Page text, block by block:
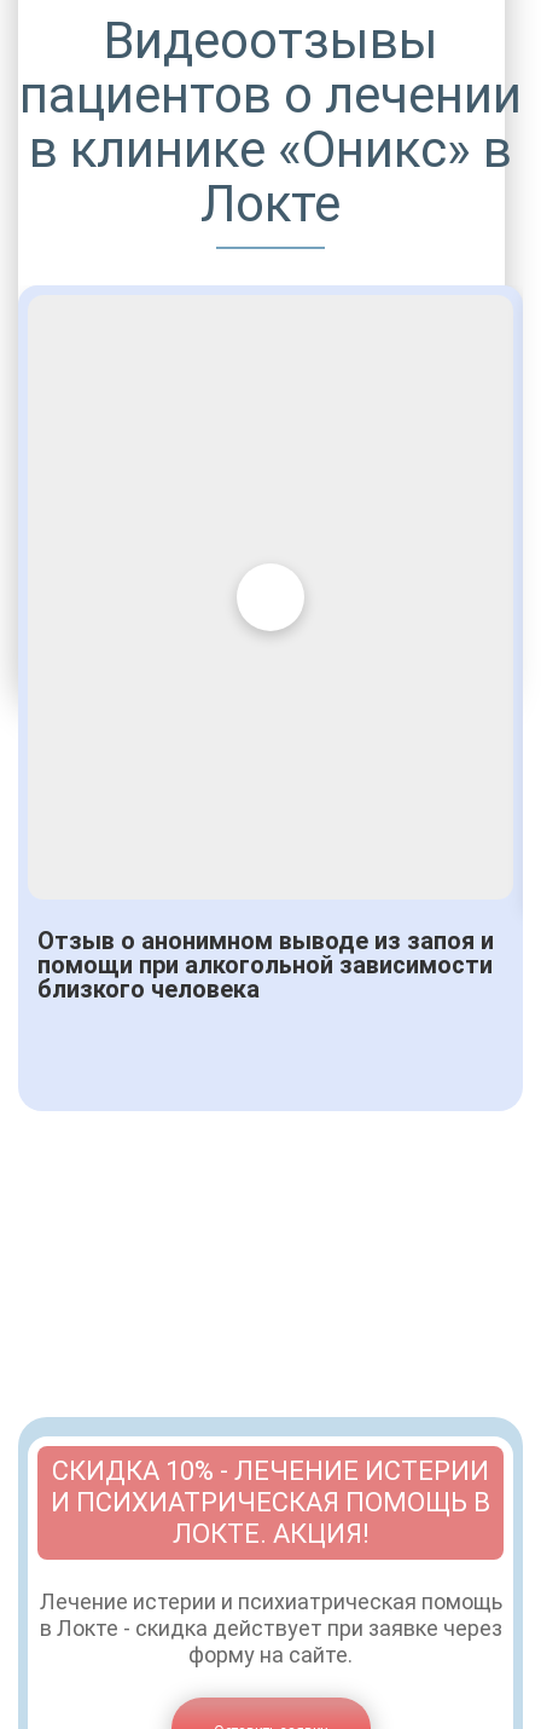
Поможем с тяжелыми случаями
Анонимный выезд специалиста
Видеоотзывы
пациентов о лечении
в клинике «Оникс» в
Локте
Отзыв о анонимном выводе из запоя и
помощи при алкогольной зависимости
близкого человека
СКИДКА 10% - ЛЕЧЕНИЕ ИСТЕРИИ
И ПСИХИАТРИЧЕСКАЯ ПОМОЩЬ В
ЛОКТЕ. АКЦИЯ!
Лечение истерии и психиатрическая помощь
в Локте - скидка действует при заявке через
форму на сайте.